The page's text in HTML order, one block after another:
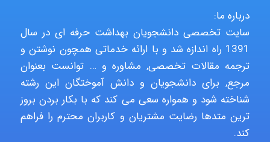
abolfazlkoshehe
A.balandeh
درباره ما:
سایت تخصصی دانشجویان بهداشت حرفه ای در سال
1391 راه اندازه شد و با ارائه خدماتی همچون نوشتن و
ترجمه مقالات تخصصی, مشاوره و … توانست بعنوان
مرجع, برای دانشجویان و دانش آموختگان این رشته
شناخته شود و همواره سعی می کند که با بکار بردن بروز
ترین متدها رضایت مشتریان و کاربران محترم را فراهم
کند.